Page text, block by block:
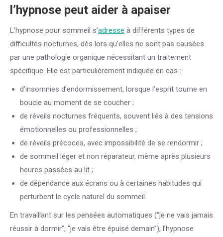
l’hypnose peut aider à apaiser
L’hypnose pour sommeil s’adresse à différents types de
difficultés nocturnes, dès lors qu’elles ne sont pas causées
par une pathologie organique nécessitant un traitement
spécifique. Elle est particulièrement indiquée en cas :
d’insomnies d’endormissement, lorsque l’esprit tourne en
boucle au moment de se coucher ;
de réveils nocturnes fréquents, souvent liés à des tensions
émotionnelles ou professionnelles ;
de réveils précoces, avec impossibilité de se rendormir ;
de sommeil léger et non réparateur, même après plusieurs
heures passées au lit ;
de dépendance aux écrans ou à certaines habitudes qui
perturbent le cycle naturel du sommeil.
En travaillant sur les pensées automatiques (“je ne vais jamais
réussir à dormir”, “je vais être épuisé demain”), l’hypnose